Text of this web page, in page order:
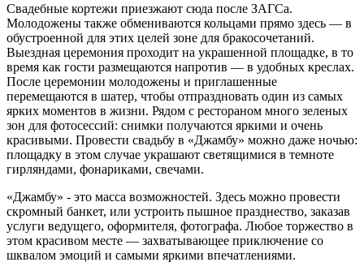
Свадебные кортежи приезжают сюда после ЗАГСа.
Молодожены также обмениваются кольцами прямо здесь — в
обустроенной для этих целей зоне для бракосочетаний.
Выездная церемония проходит на украшенной площадке, в то
время как гости размещаются напротив — в удобных креслах.
После церемонии молодожены и приглашенные
перемещаются в шатер, чтобы отпраздновать один из самых
ярких моментов в жизни. Рядом с рестораном много зеленых
зон для фотосессий: снимки получаются яркими и очень
красивыми. Провести свадьбу в «Джамбу» можно даже ночью:
площадку в этом случае украшают светящимися в темноте
гирляндами, фонариками, свечами.
«Джамбу» - это масса возможностей. Здесь можно провести
скромный банкет, или устроить пышное празднество, заказав
услуги ведущего, оформителя, фотографа. Любое торжество в
этом красивом месте — захватывающее приключение со
шквалом эмоций и самыми яркими впечатлениями.